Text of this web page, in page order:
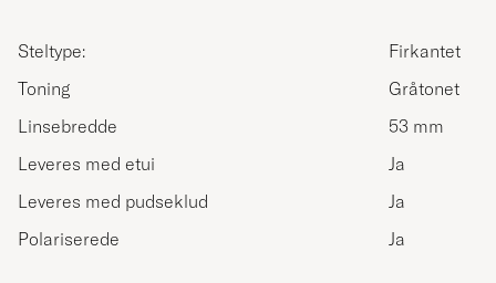
Steltype:
Firkantet
Toning
Gråtonet
Linsebredde
53 mm
Leveres med etui
Ja
Leveres med pudseklud
Ja
Polariserede
Ja